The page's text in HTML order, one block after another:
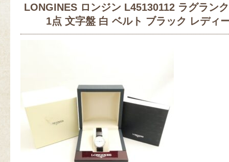
LONGINES ロンジン L45130112 ラグラン
1点 文字盤 白 ベルト ブラック レディ